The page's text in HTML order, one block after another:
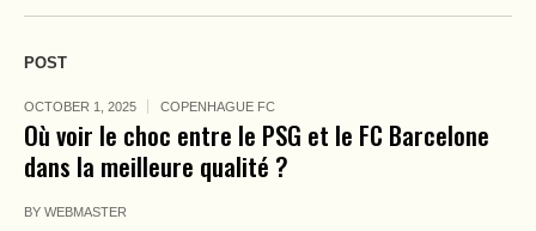
POST
OCTOBER 1, 2025 COPENHAGUE FC
Où voir le choc entre le PSG et le FC Barcelone
dans la meilleure qualité ?
BY WEBMASTER